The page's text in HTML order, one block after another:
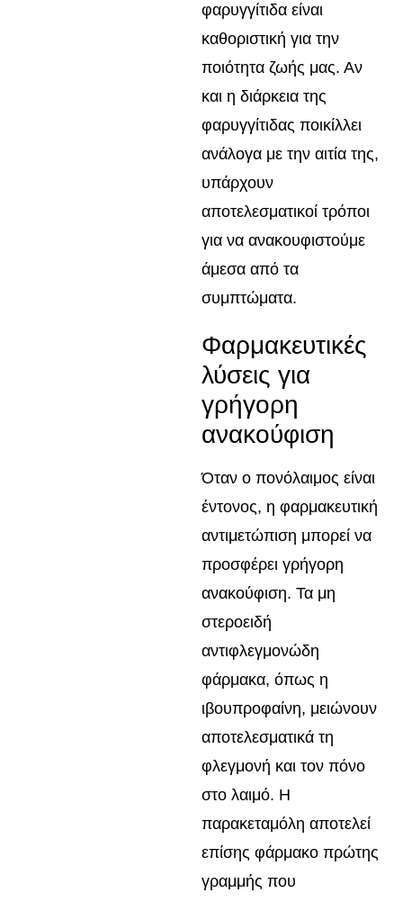
φαρυγγίτιδα είναι
καθοριστική για την
ποιότητα ζωής μας. Αν
και η διάρκεια της
φαρυγγίτιδας ποικίλλει
ανάλογα με την αιτία της,
υπάρχουν
αποτελεσματικοί τρόποι
για να ανακουφιστούμε
άμεσα από τα
συμπτώματα.
Φαρμακευτικές
λύσεις για
γρήγορη
ανακούφιση
Όταν ο πονόλαιμος είναι
έντονος, η φαρμακευτική
αντιμετώπιση μπορεί να
προσφέρει γρήγορη
ανακούφιση. Τα μη
στεροειδή
αντιφλεγμονώδη
φάρμακα, όπως η
ιβουπροφαίνη, μειώνουν
αποτελεσματικά τη
φλεγμονή και τον πόνο
στο λαιμό. Η
παρακεταμόλη αποτελεί
επίσης φάρμακο πρώτης
γραμμής που